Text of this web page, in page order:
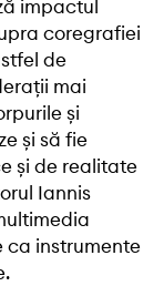
impactul
coregrafiei
de
mai
și
și să fie
și de realitate
Iannis
ca instrumente